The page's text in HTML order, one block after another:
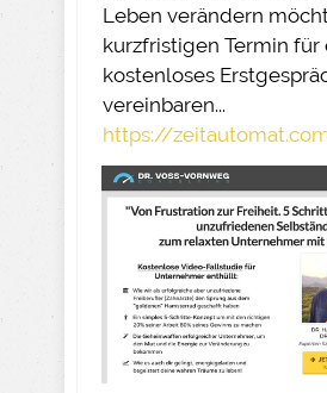
Leben verändern
kurzfristigen Termin für
kostenloses
vereinbaren...
https://